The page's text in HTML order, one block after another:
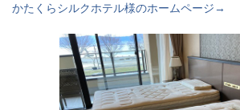
かたくらシルクホテル様のホームページ→